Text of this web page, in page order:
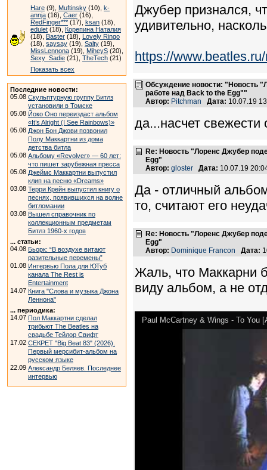
Hare (9), Muftinsky (10), k-
annja (16), Caer (16),
RedFinger*** (17), ksan (18),
edulet (18), Корепина Наталия
(18), Baster (18), Lovely Ringo
(18), saysay (19), Salty (19),
MissLennona (19), MiheyS (20),
Sexy_Sadie (21), TheTech (21)
Показать всех
Последние новости:
05.08 Скульптурную группу Битлз
установили в Томске
05.08 Йоко Оно переиздаст альбом
«It’s Alright (I See Rainbows)»
05.08 Джон Бон Джови позвонил
Полу Маккартни из дома
детства битла
05.08 Альбому «Revolver» — 60 лет:
что пишет зарубежная пресса
05.08 Джеймс Маккартни выпустил
клип на песню «Dreams»
03.08 Терри Крейн выпустил книгу о
песнях, появившихся на волне
битломании
03.08 Вышел справочник по
коллекционным предметам
Битлз 1960-х годов
... статьи:
04.08 Бьорк: “В воздухе витают
разительные перемены”
01.08 Интервью Пола для ЮТуб
канала The Rest is
Entertainment
14.07 Книга "Слова и музыка Джона
Леннона"
... периодика:
14.07 Пол Маккартни сделал
трибьют The Beatles на
свадьбе Тейлор Свифт
17.02 СЕКРЕТ "Big Beat 83" (2026).
Первый мерсибит-альбом на
русском языке
22.09 Александр Беляев. Последнее
интервью
Джубер признался,
удивительно,
https://
Обсуждение новости: "Новость
работе над Back to the Egg""
Автор: Pitchman Дата: 10.07.19
да...насчет свежести
Re: Новость "Лоренс Джубер
Egg"
Автор: gloster Дата: 10.07.19
Да - отличный
то, считают его
Re: Новость "Лоренс Джубер
Egg"
Автор: Dominique Francon Дата:
Жаль, что Маккарни
виду альбом, а не
Paul McCartney & Wings - To You